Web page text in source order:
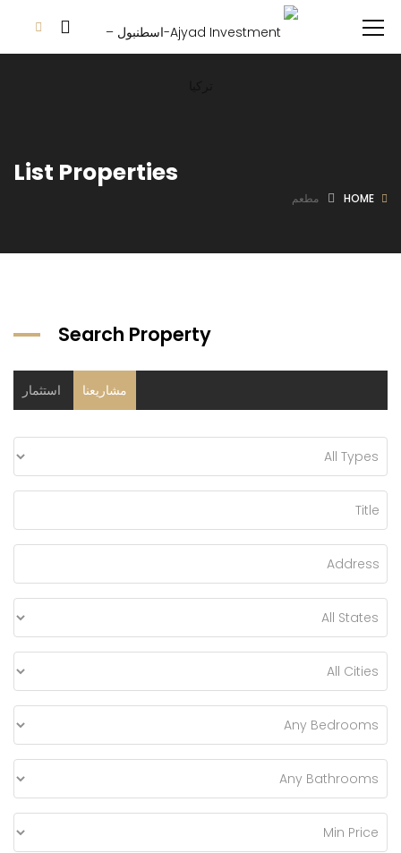
List Properties
HOME مطعم
Search Property
مشاريعنا استثمار